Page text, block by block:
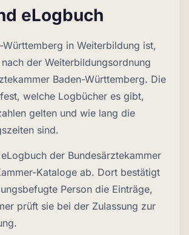
eLogbuch
Württemberg in Weiterbildung ist,
der Weiterbildungsordnung
Baden-Württemberg. Die
welche Logbücher es gibt,
gelten und wie lang die
sind.
der Bundesärztekammer
Kataloge ab. Dort bestätigt
Person die Einträge,
prüft sie bei der Zulassung zur